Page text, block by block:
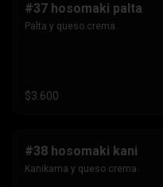
#37 hosomaki palta
Palta y queso crema.
$3.600
#38 hosomaki kani
Kanikama y queso crema.